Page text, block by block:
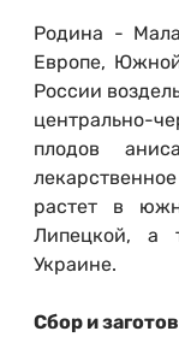
Родина -
Европе,
России
центрально-
плодов
растет в
Липецкой, а
Украине.
Сбор и